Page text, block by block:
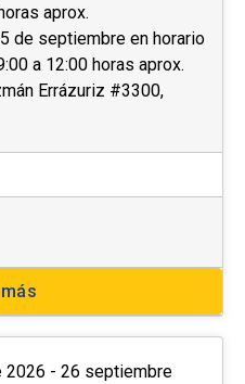
aprox.
de septiembre en horario
a 12:00 horas aprox.
Errázuriz #3300,
2026 - 26 septiembre